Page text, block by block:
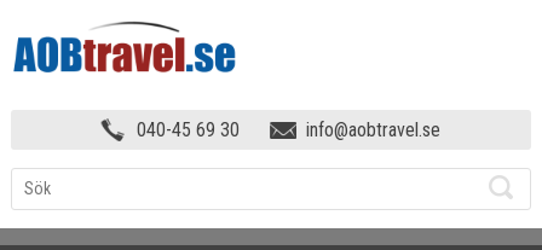
040-45 69 30 info@aobtravel.se